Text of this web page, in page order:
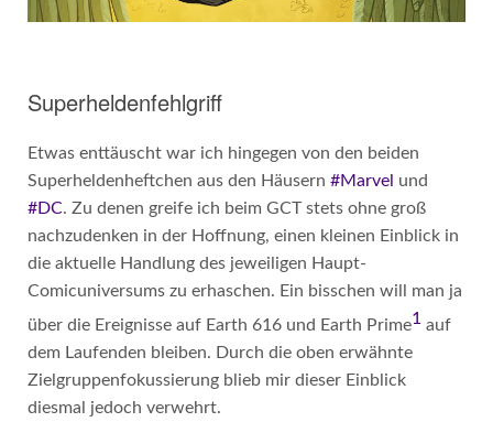
Superheldenfehlgriff
Etwas enttäuscht war ich hingegen von den beiden
Superheldenheftchen aus den Häusern #Marvel und
#DC. Zu denen greife ich beim GCT stets ohne groß
nachzudenken in der Hoffnung, einen kleinen Einblick in
die aktuelle Handlung des jeweiligen Haupt-
Comicuniversums zu erhaschen. Ein bisschen will man ja
über die Ereignisse auf Earth 616 und Earth Prime1 auf
dem Laufenden bleiben. Durch die oben erwähnte
Zielgruppenfokussierung blieb mir dieser Einblick
diesmal jedoch verwehrt.